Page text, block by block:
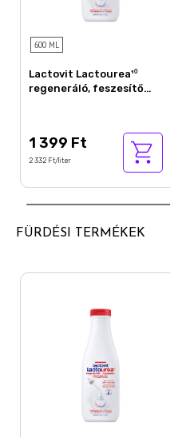
600 ML
Lactovit Lactourea¹⁰
regeneráló, feszesítő
1 399 Ft
2 332 Ft/liter
FÜRDÉSI TERMÉKEK